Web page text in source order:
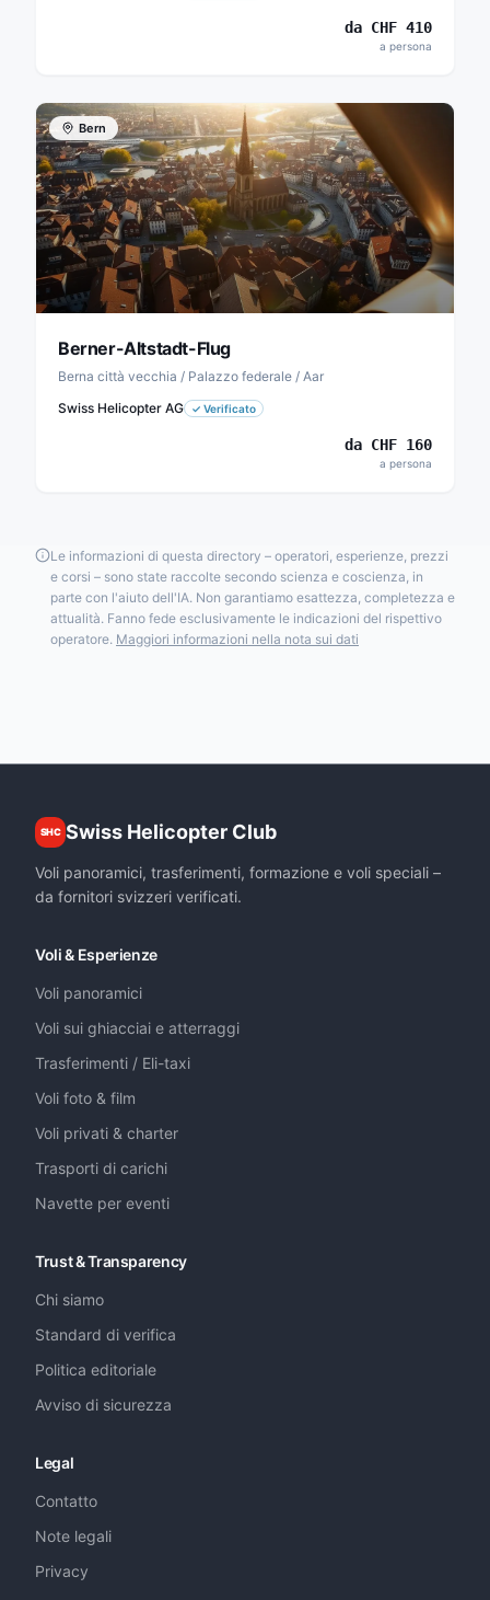
da CHF 410
a persona
Bern
Berner-Altstadt-Flug
Berna città vecchia / Palazzo federale / Aar
Swiss Helicopter AG
✓ Verificato
da CHF 160
a persona
Le informazioni di questa directory – operatori, esperienze, prezzi
e corsi – sono state raccolte secondo scienza e coscienza, in
parte con l'aiuto dell'IA. Non garantiamo esattezza, completezza e
attualità. Fanno fede esclusivamente le indicazioni del rispettivo
operatore. Maggiori informazioni nella nota sui dati
SHC Swiss Helicopter Club
Voli panoramici, trasferimenti, formazione e voli speciali –
da fornitori svizzeri verificati.
Voli & Esperienze
Voli panoramici
Voli sui ghiacciai e atterraggi
Trasferimenti / Eli-taxi
Voli foto & film
Voli privati & charter
Trasporti di carichi
Navette per eventi
Trust & Transparency
Chi siamo
Standard di verifica
Politica editoriale
Avviso di sicurezza
Legal
Contatto
Note legali
Privacy